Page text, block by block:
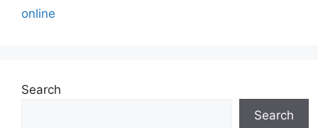
online
Search
Search